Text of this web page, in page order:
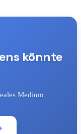
könnte
Medium